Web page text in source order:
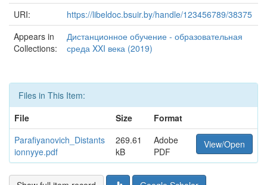
URI:
https://libeldoc.bsuir.by/handle/123456789/38375
Appears in
Collections:
Дистанционное обучение - образовательная
среда XXI века (2019)
Files in This Item:
File
Size
Format
Parafiyanovich_Distants
ionnyye.pdf
269.61
kB
Adobe
PDF
View/Open